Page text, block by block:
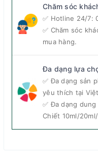
Nhắm mắt lại, nước
Diptyque sẽ đưa bạn
hòa quyện cùng từng
gỗ đặc trưng, điềm
Chăm sóc
✅ Hotline 24/7:
✅ Chăm sóc
mua hàng.
Đa dạng lựa
✅ Đa dạng sản
yêu thích tại
✅ Đa dạng
Chiết 10ml/